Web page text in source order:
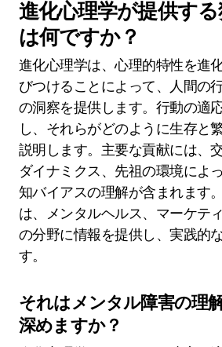
進化心理学が提供す
は何ですか？
進化心理学は、心理的特性を進
びつけることによって、人間の
し、それらがどのように生存と
説明します。主要な貢献には、
ダイナミクス、先祖の環境によ